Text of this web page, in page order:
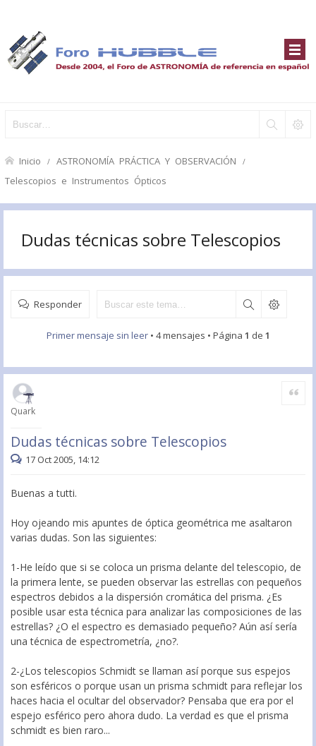
Inicio ASTRONOMÍA PRÁCTICA Y OBSERVACIÓN
Telescopios e Instrumentos Ópticos
Dudas técnicas sobre Telescopios
Responder
Primer mensaje sin leer• 4 mensajes • Página 1 de 1
Quark
Dudas técnicas sobre Telescopios
Citar
17 Oct 2005, 14:12
Buenas a tutti.
Hoy ojeando mis apuntes de óptica geométrica me asaltaron
varias dudas. Son las siguientes:
1-He leído que si se coloca un prisma delante del telescopio, de
la primera lente, se pueden observar las estrellas con pequeños
espectros debidos a la dispersión cromática del prisma. ¿Es
posible usar esta técnica para analizar las composiciones de las
estrellas? ¿O el espectro es demasiado pequeño? Aún así sería
una técnica de espectrometría, ¿no?.
2-¿Los telescopios Schmidt se llaman así porque sus espejos
son esféricos o porque usan un prisma schmidt para reflejar los
haces hacia el ocultar del observador? Pensaba que era por el
espejo esférico pero ahora dudo. La verdad es que el prisma
schmidt es bien raro...